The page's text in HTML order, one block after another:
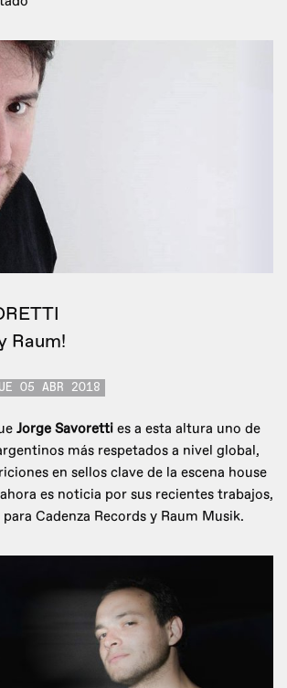
Raum!
05 ABR 2018
Jorge Savoretti es a esta altura uno de
más respetados a nivel global,
en sellos clave de la escena house
es noticia por sus recientes trabajos,
Cadenza Records y Raum Musik.